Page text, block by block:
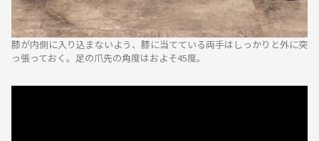
膝が内側に入り込まないよう、膝に当てている両手はしっかりと外に突
っ張っておく。足の爪先の角度はおよそ45度。